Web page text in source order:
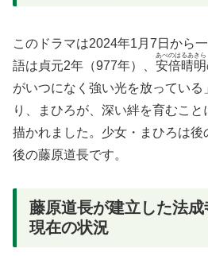
このドラマは2024年1月7日から
語は貞元2年（977年）、 安倍晴明
あべのはるあきら
がいつになく強い光を放っている
り、まひろが、深い絆を育むこ
描かれました。少女・まひろは
後の藤原道長です。
藤原道長が建立した法
現在の状況